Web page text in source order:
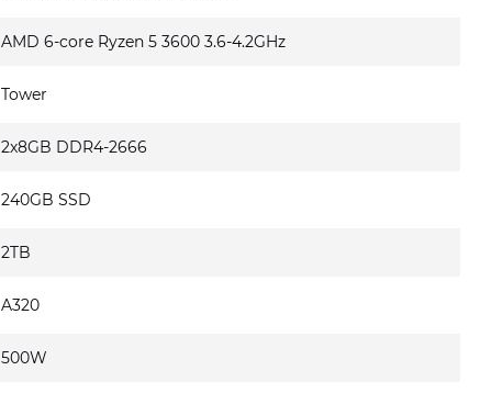
AMD 6-core Ryzen 5 3600 3.6-4.2GHz
Tower
2x8GB DDR4-2666
240GB SSD
2TB
A320
500W